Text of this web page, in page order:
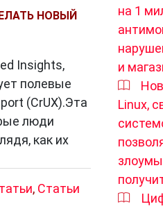
НОВЫЙ
​​Insights,
полевые
(CrUX).Эта
люди
как их
, Статьи
на 1
и
Linux,